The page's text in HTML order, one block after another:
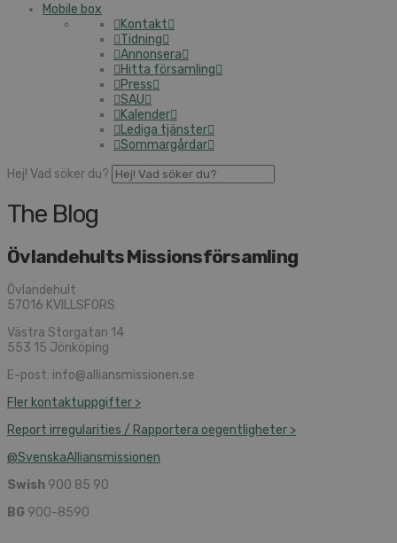
Mobile box
Kontakt
Tidning
Annonsera
Hitta församling
Press
SAU
Kalender
Lediga tjänster
Sommargårdar
Hej! Vad söker du?
The Blog
Övlandehults Missionsförsamling
Övlandehult
57016 KVILLSFORS
Västra Storgatan 14
553 15 Jönköping
E-post: info@alliansmissionen.se
Fler kontaktuppgifter >
Report irregularities / Rapportera oegentligheter >
@SvenskaAlliansmissionen
Swish 900 85 90
BG 900-8590